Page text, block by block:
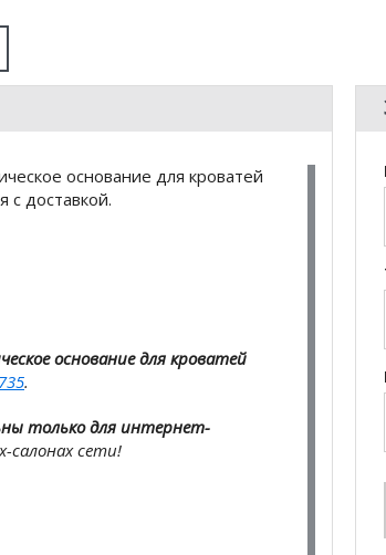
основание для кроватей
с доставкой.
основание для кроватей
.
только для интернет-
салонах сети!